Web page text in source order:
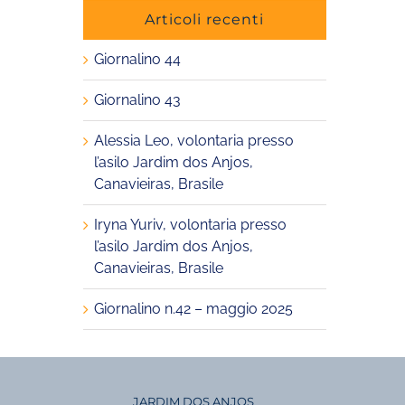
Articoli recenti
Giornalino 44
Giornalino 43
Alessia Leo, volontaria presso
l’asilo Jardim dos Anjos,
Canavieiras, Brasile
Iryna Yuriv, volontaria presso
l’asilo Jardim dos Anjos,
Canavieiras, Brasile
Giornalino n.42 – maggio 2025
JARDIM DOS ANJOS